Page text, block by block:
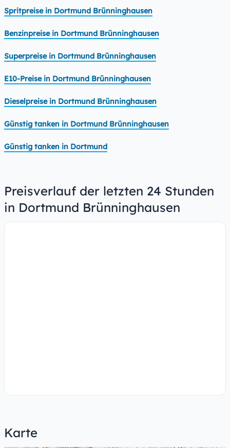
Spritpreise in Dortmund Brünninghausen
Benzinpreise in Dortmund Brünninghausen
Superpreise in Dortmund Brünninghausen
E10-Preise in Dortmund Brünninghausen
Dieselpreise in Dortmund Brünninghausen
Günstig tanken in Dortmund Brünninghausen
Günstig tanken in Dortmund
Preisverlauf der letzten 24 Stunden
in Dortmund Brünninghausen
Karte